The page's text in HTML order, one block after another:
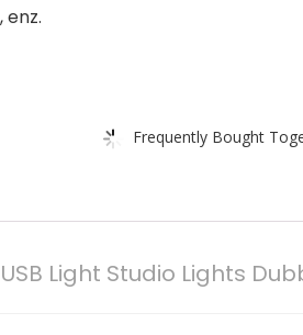
Frequently Bought
Light Studio Lights